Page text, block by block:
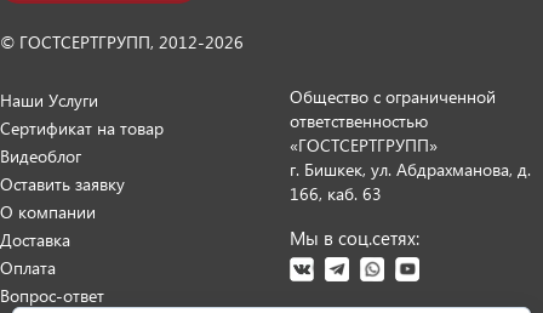
© ГОСТСЕРТГРУПП, 2012-2026
Наши Услуги
Сертификат на товар
Видеоблог
Оставить заявку
О компании
Доставка
Оплата
Вопрос-ответ
Общество с ограниченной
ответственностью
«ГОСТСЕРТГРУПП»
г. Бишкек, ул. Абдрахманова, д.
166, каб. 63
Мы в соц.сетях: